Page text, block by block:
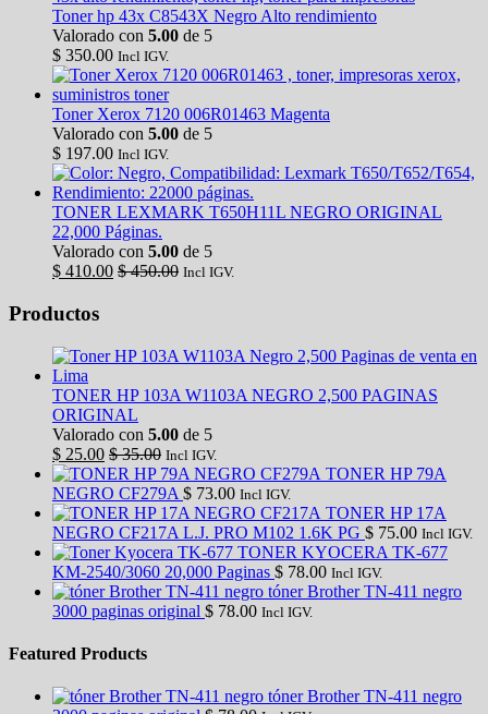
Toner hp 43x C8543X Negro Alto rendimiento
Valorado con 5.00 de 5
$ 350.00 Incl IGV.
Toner Xerox 7120 006R01463 Magenta
Valorado con 5.00 de 5
$ 197.00 Incl IGV.
TONER LEXMARK T650H11L NEGRO ORIGINAL
22,000 Páginas.
Valorado con 5.00 de 5
$ 410.00 $450.00 Incl IGV.
Productos
TONER HP 103A W1103A NEGRO 2,500 PAGINAS
ORIGINAL
Valorado con 5.00 de 5
$ 25.00 $35.00 Incl IGV.
TONER HP 79A
NEGRO CF279A $ 73.00 Incl IGV.
TONER HP 17A
NEGRO CF217A L.J. PRO M102 1.6K PG $ 75.00 Incl IGV.
TONER KYOCERA TK-677
KM-2540/3060 20,000 Paginas $ 78.00 Incl IGV.
tóner Brother TN-411 negro
3000 paginas original $ 78.00 Incl IGV.
Featured Products
tóner Brother TN-411 negro